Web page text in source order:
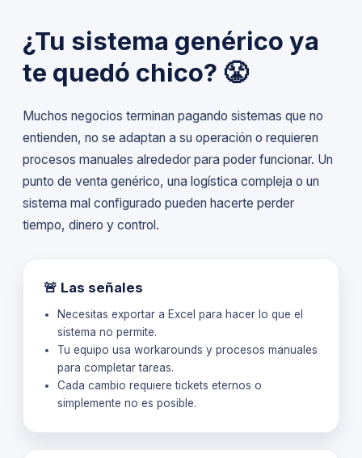
¿Tu sistema genérico ya
te quedó chico? 😤
Muchos negocios terminan pagando sistemas que no
entienden, no se adaptan a su operación o requieren
procesos manuales alrededor para poder funcionar. Un
punto de venta genérico, una logística compleja o un
sistema mal configurado pueden hacerte perder
tiempo, dinero y control.
🚨 Las señales
Necesitas exportar a Excel para hacer lo que el
sistema no permite.
Tu equipo usa workarounds y procesos manuales
para completar tareas.
Cada cambio requiere tickets eternos o
simplemente no es posible.